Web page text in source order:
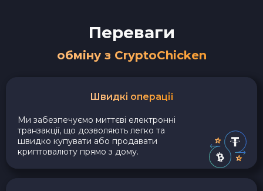
Переваги
обміну з CryptoChicken
Швидкі операції
Ми забезпечуємо миттєві електронні
транзакції, що дозволяють легко та
швидко купувати або продавати
криптовалюту прямо з дому.